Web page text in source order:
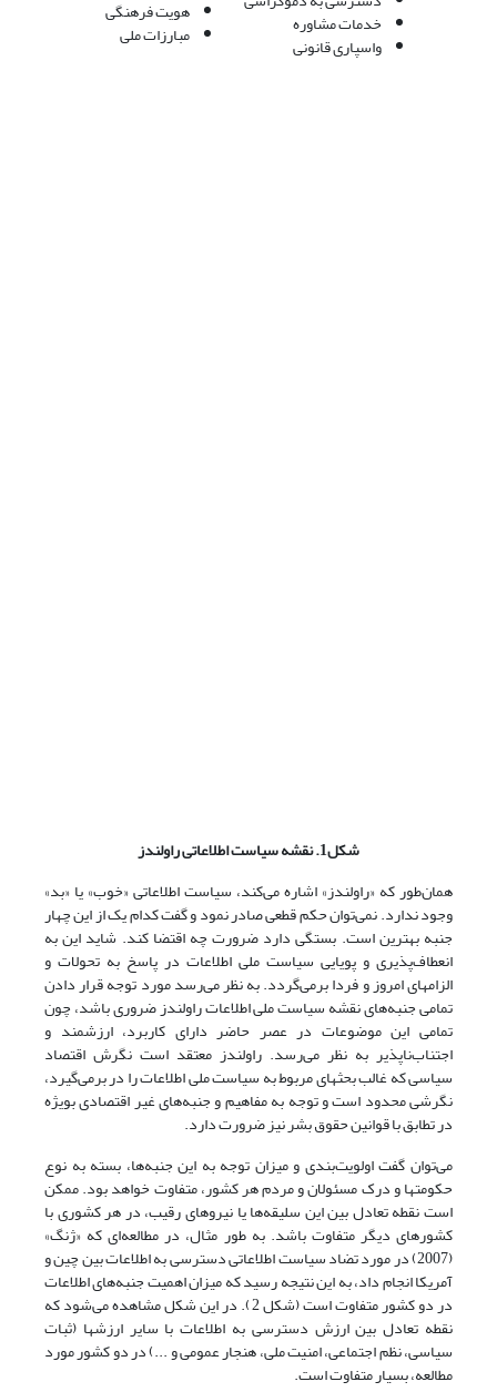
خدمات مشاوره
واسپاری قانونی
هویت فرهنگی
مبارزات ملی
شکل1. نقشه سیاست اطلاعاتی راولندز
همان‌طور که «راولندز» اشاره می‌کند، سیاست اطلاعاتی «خوب» یا «بد»
وجود ندارد. نمی‌توان حکم قطعی صادر نمود و گفت کدام یک از این چهار
جنبه بهترین است. بستگی دارد ضرورت چه اقتضا کند. شاید این به
انعطاف‌پذیری و پویایی سیاست ملی اطلاعات در پاسخ به تحولات و
الزامهای امروز و فردا برمی‌گردد. به نظر می‌رسد مورد توجه قرار دادن
تمامی جنبه‌های نقشه سیاست ملی اطلاعات راولندز ضروری باشد، چون
تمامی این موضوعات در عصر حاضر دارای کاربرد، ارزشمند و
اجتناب‌ناپذیر به نظر می‌رسد. راولندز معتقد است نگرش اقتصاد
سیاسی که غالب بحثهای مربوط به سیاست ملی اطلاعات را در برمی‌گیرد،
نگرشی محدود است و توجه به مفاهیم و جنبه‌های غیر اقتصادی بویژه
در تطابق با قوانین حقوق بشر نیز ضرورت دارد.
می‌توان گفت اولویت‌بندی و میزان توجه به این جنبه‌ها، بسته به نوع
حکومتها و درک مسئولان و مردم هر کشور، متفاوت خواهد بود. ممکن
است نقطه تعادل بین این سلیقه‌ها یا نیروهای رقیب، در هر کشوری با
کشورهای دیگر متفاوت باشد. به طور مثال، در مطالعه‌ای که «ژنگ»
(2007) در مورد تضاد سیاست اطلاعاتی دسترسی به اطلاعات بین چین و
آمریکا انجام داد، به این نتیجه رسید که میزان اهمیت جنبه‌های اطلاعات
در دو کشور متفاوت است (شکل 2). در این شکل مشاهده می‌شود که
نقطه تعادل بین ارزش دسترسی به اطلاعات با سایر ارزشها (ثبات
سیاسی، نظم اجتماعی، امنیت ملی، هنجار عمومی و ...) در دو کشور مورد
مطالعه، بسیار متفاوت است.